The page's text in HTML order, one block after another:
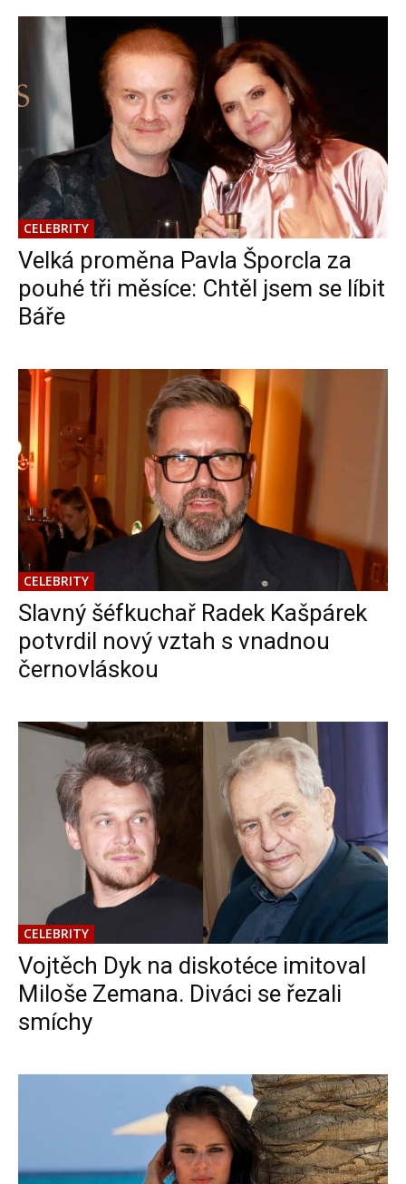
CELEBRITY
Velká proměna Pavla Šporcla za
pouhé tři měsíce: Chtěl jsem se líbit
Báře
CELEBRITY
Slavný šéfkuchař Radek Kašpárek
potvrdil nový vztah s vnadnou
černovláskou
CELEBRITY
Vojtěch Dyk na diskotéce imitoval
Miloše Zemana. Diváci se řezali
smíchy